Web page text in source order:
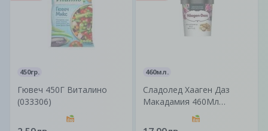
450гр.
Гювеч 450Г Виталино
(033306)
460мл.
Сладолед Хааген Даз
Макадамия 460Мл